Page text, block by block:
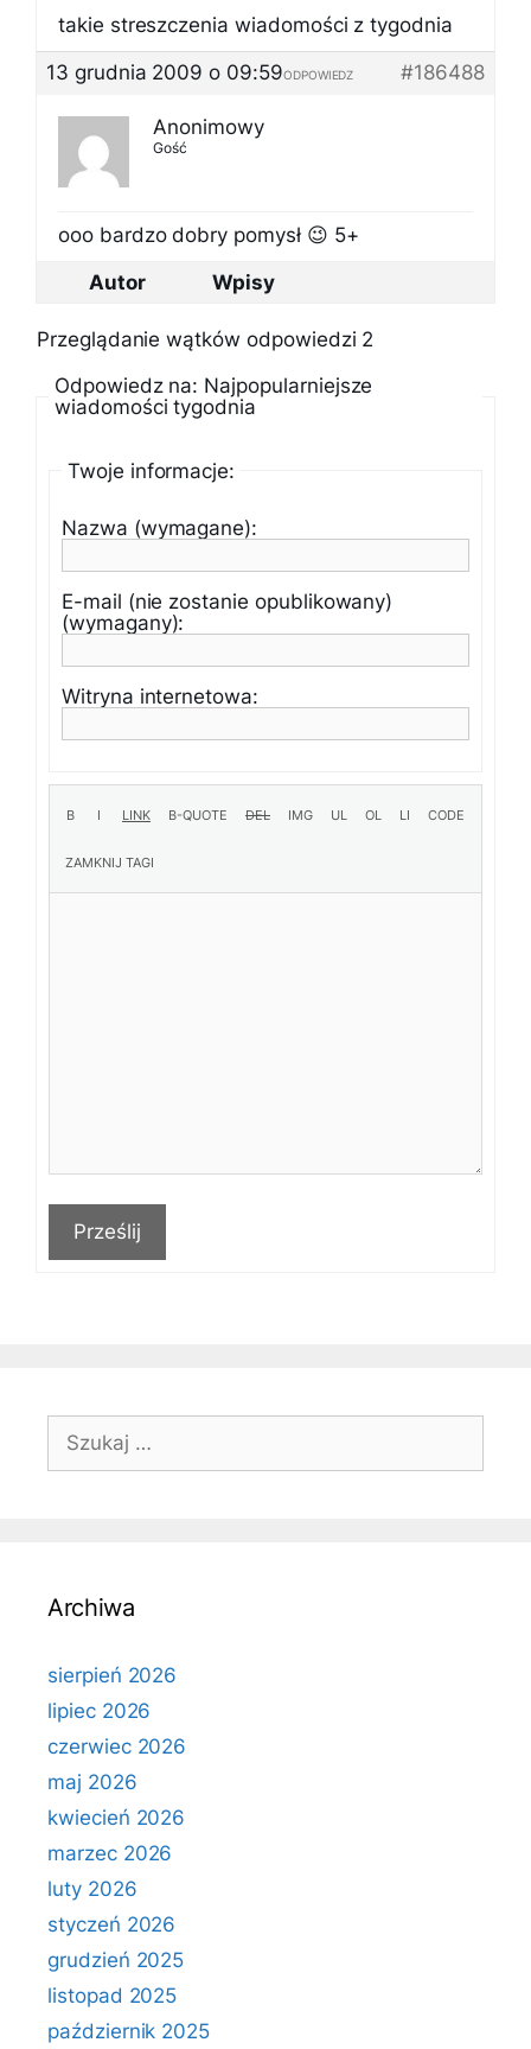
takie streszczenia wiadomości z tygodnia
13 grudnia 2009 o 09:59
#186488
ODPOWIEDZ
Anonimowy
Gość
ooo bardzo dobry pomysł 😉 5+
Autor
Wpisy
Przeglądanie wątków odpowiedzi 2
Odpowiedz na: Najpopularniejsze
wiadomości tygodnia
Twoje informacje:
Nazwa (wymagane):
E-mail (nie zostanie opublikowany)
(wymagany):
Witryna internetowa:
Prześlij
Szukaj:
Archiwa
sierpień 2026
lipiec 2026
czerwiec 2026
maj 2026
kwiecień 2026
marzec 2026
luty 2026
styczeń 2026
grudzień 2025
listopad 2025
październik 2025